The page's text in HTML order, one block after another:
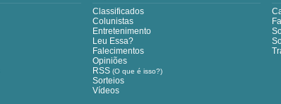
Classificados
Colunistas
Entretenimento
Leu Essa?
Falecimentos
Opiniões
RSS (O que é isso?)
Sorteios
Vídeos